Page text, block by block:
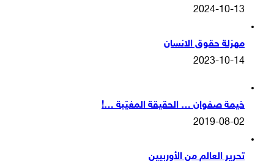
2024-10-13
مهزلة حقوق الانسان
2023-10-14
خيمة صفوان … الحقيقة المغيّبة …!
2019-08-02
تحرير العالم من الأوربيين